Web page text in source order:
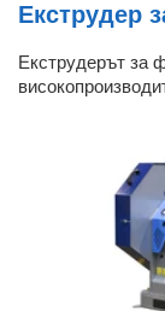
Екструдер
Екструдерът за